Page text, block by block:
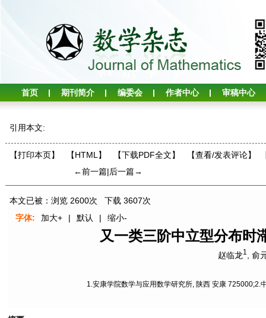
首页 期刊简介 编委会 作者中心 审稿中心
引用本文:
【打印本页】 【HTML】 【下载PDF全文】 【查看/发表评论】
←前一篇|后一篇→
本文已被：浏览 2600次 下载 3607次
字体:
加大+ | 默认 | 缩小-
又一类三阶中立型分布时
赵临龙1 俞
1.安康学院数学与应用数学研究所, 陕西 安康 725000;2.